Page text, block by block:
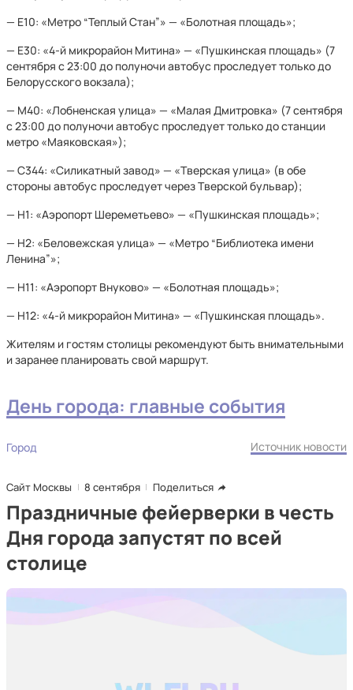
— Е10: «Метро “Теплый Стан”» — «Болотная площадь»;
— Е30: «4-й микрорайон Митина» — «Пушкинская площадь» (7
сентября с 23:00 до полуночи автобус проследует только до
Белорусского вокзала);
— М40: «Лобненская улица» — «Малая Дмитровка» (7 сентября
с 23:00 до полуночи автобус проследует только до станции
метро «Маяковская»);
— С344: «Силикатный завод» — «Тверская улица» (в обе
стороны автобус проследует через Тверской бульвар);
— Н1: «Аэропорт Шереметьево» — «Пушкинская площадь»;
— Н2: «Беловежская улица» — «Метро “Библиотека имени
Ленина”»;
— Н11: «Аэропорт Внуково» — «Болотная площадь»;
— Н12: «4-й микрорайон Митина» — «Пушкинская площадь».
Жителям и гостям столицы рекомендуют быть внимательными
и заранее планировать свой маршрут.
День города: главные события
Город Источник новости
Сайт Москвы 8 сентября Поделиться
Праздничные фейерверки в честь
Дня города запустят по всей
столице